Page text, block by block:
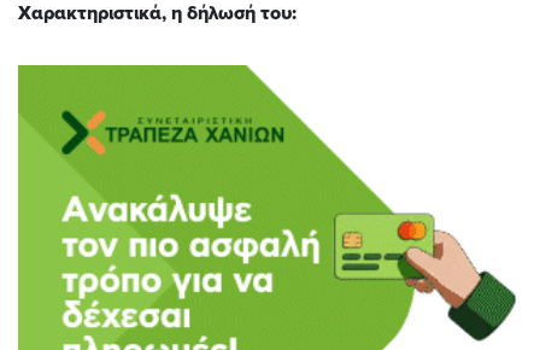
Χαρακτηριστικά, η δήλωσή του: